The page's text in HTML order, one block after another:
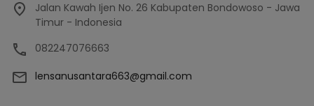
Jalan Kawah Ijen No. 26 Kabupaten Bondowoso - Jawa
Timur - Indonesia
082247076663
lensanusantara663@gmail.com